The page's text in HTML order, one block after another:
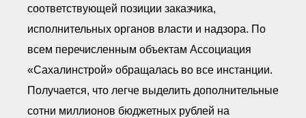
соответствующей позиции заказчика,
исполнительных органов власти и надзора. По
всем перечисленным объектам Ассоциация
«Сахалинстрой» обращалась во все инстанции.
Получается, что легче выделить дополнительные
сотни миллионов бюджетных рублей на